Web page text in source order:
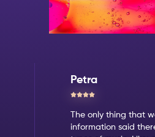
Petra
The only thing that
information said